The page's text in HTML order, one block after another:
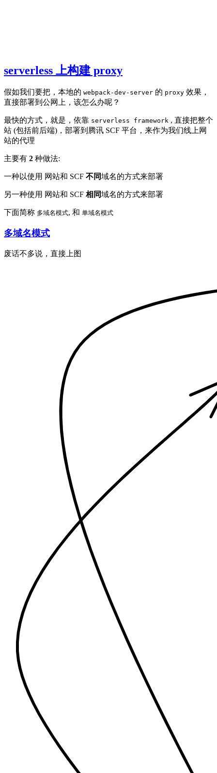
serverless 上构建 proxy
假如我们要把，本地的 webpack-dev-server 的 proxy 效果，
直接部署到公网上，该怎么办呢？
最快的方式，就是，依靠 serverless framework , 直接把整个
站 (包括前后端)，部署到腾讯 SCF 平台，来作为我们线上网
站的代理
主要有 2 种做法:
一种以使用 网站和 SCF 不同域名的方式来部署
另一种使用 网站和 SCF 相同域名的方式来部署
下面简称 多域名模式, 和 单域名模式
多域名模式
废话不多说，直接上图